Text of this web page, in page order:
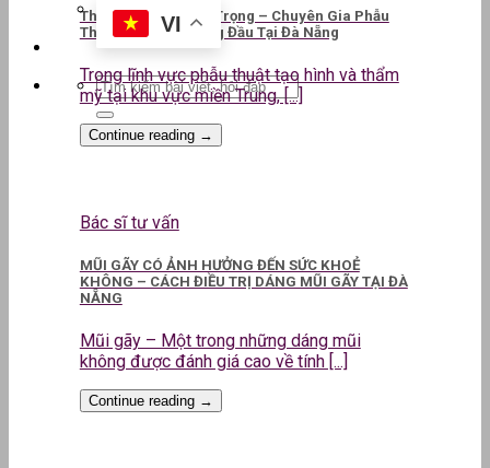
VI
ThS.BS CKII Lê Kim Trọng – Chuyên Gia Phẫu
Thuật Thẩm Mỹ Hàng Đầu Tại Đà Nẵng
Trong lĩnh vực phẫu thuật tạo hình và thẩm
mỹ tại khu vực miền Trung, [...]
Continue reading →
Bác sĩ tư vấn
MŨI GÃY CÓ ẢNH HƯỞNG ĐẾN SỨC KHOẺ
KHÔNG – CÁCH ĐIỀU TRỊ DÁNG MŨI GÃY TẠI ĐÀ
NẴNG
Mũi gãy – Một trong những dáng mũi
không được đánh giá cao về tính [...]
Continue reading →